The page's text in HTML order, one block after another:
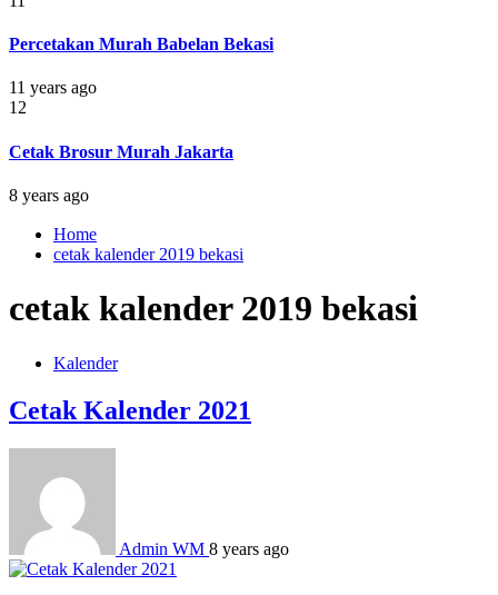
Percetakan Murah Babelan Bekasi
11 years ago
12
Cetak Brosur Murah Jakarta
8 years ago
Home
cetak kalender 2019 bekasi
cetak kalender 2019 bekasi
Kalender
Cetak Kalender 2021
Admin WM 8 years ago